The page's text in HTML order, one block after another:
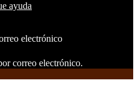
ayuda
electrónico
correo electrónico.